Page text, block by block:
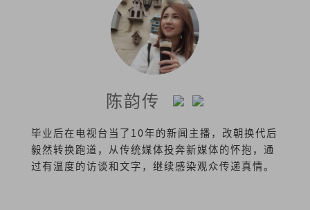
陈韵传
毕业后在电视台当了10年的新闻主播，改朝换代后
毅然转换跑道，从传统媒体投奔新媒体的怀抱，通
过有温度的访谈和文字，继续感染观众传递真情。